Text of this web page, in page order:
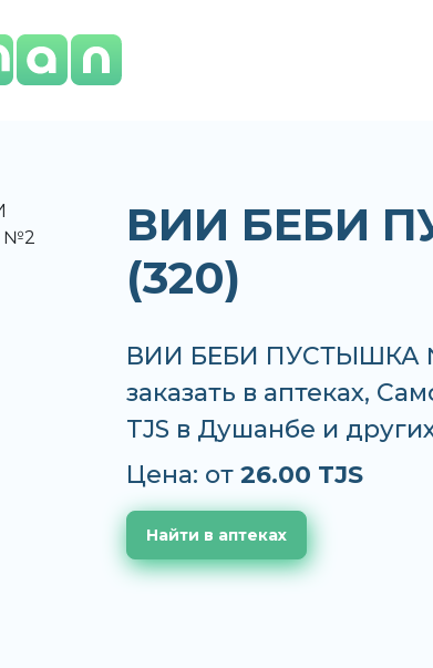
ВИИ БЕБИ
(320)
ВИИ БЕБИ ПУСТЫШКА
заказать в аптеках,
TJS в Душанбе и
Цена: от 26.00 TJS
Найти в аптеках